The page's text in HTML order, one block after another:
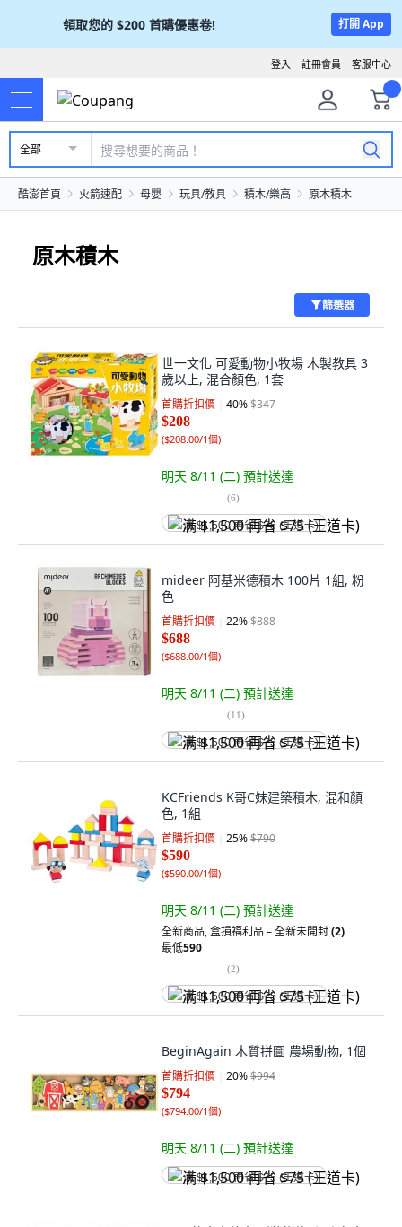
領取您的 $200 首購優惠卷! 打開 App
客服中心
註冊會員
登入
全部
酷澎首頁 火箭速配 母嬰 玩具/教具 積木/樂高 原木積木
原木積木
篩選器
世一文化 可愛動物小牧場 木製教具 3
歲以上, 混合顏色, 1套
首購折扣價 40%$347
$208
($208.00/1個)
明天 8/11 (二) 預計送達
(6)
满 $1,500 再省 $75 (王道卡)
mideer 阿基米德積木 100片 1組, 粉
色
首購折扣價 22%$888
$688
($688.00/1個)
明天 8/11 (二) 預計送達
(11)
满 $1,500 再省 $75 (王道卡)
KCFriends K哥C妹建築積木, 混和顏
色, 1組
首購折扣價 25%$790
$590
($590.00/1個)
明天 8/11 (二) 預計送達
全新商品,盒損福利品 – 全新未開封(2)
最低590
(2)
满 $1,500 再省 $75 (王道卡)
BeginAgain 木質拼圖 農場動物, 1個
首購折扣價 20%$994
$794
($794.00/1個)
明天 8/11 (二) 預計送達
满 $1,500 再省 $75 (王道卡)